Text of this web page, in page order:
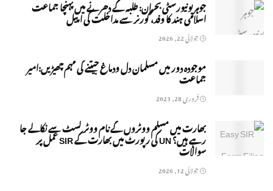
جوہر یونیورسٹی بحران: طلبہ کے دھرنے میں پہنچا جماعت
اسلامی ہند کا وفد، گورنر سے مداخلت کی اپیل
جولائی 22, 2026
موجودہ دور میں مسلمان دل ودماغ جیتنے کی مہم چھیڑیں:امیر
جماعت
فروری 28, 2023
بھارت میں مسلم ووٹروں کے نام ووٹر لسٹ سے نکالے جا
رہے ہیں؟ UN کی رپورٹ میں بھارت کے SIR عمل پر
سوالات
جولائی 12, 2026